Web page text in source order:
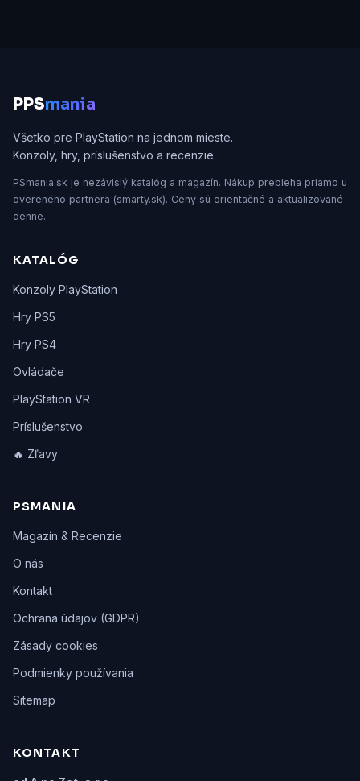
PPSmania
Všetko pre PlayStation na jednom mieste.
Konzoly, hry, príslušenstvo a recenzie.
PSmania.sk je nezávislý katalóg a magazín. Nákup prebieha priamo u
overeného partnera (smarty.sk). Ceny sú orientačné a aktualizované
denne.
KATALÓG
Konzoly PlayStation
Hry PS5
Hry PS4
Ovládače
PlayStation VR
Príslušenstvo
🔥 Zľavy
PSMANIA
Magazín & Recenzie
O nás
Kontakt
Ochrana údajov (GDPR)
Zásady cookies
Podmienky používania
Sitemap
KONTAKT